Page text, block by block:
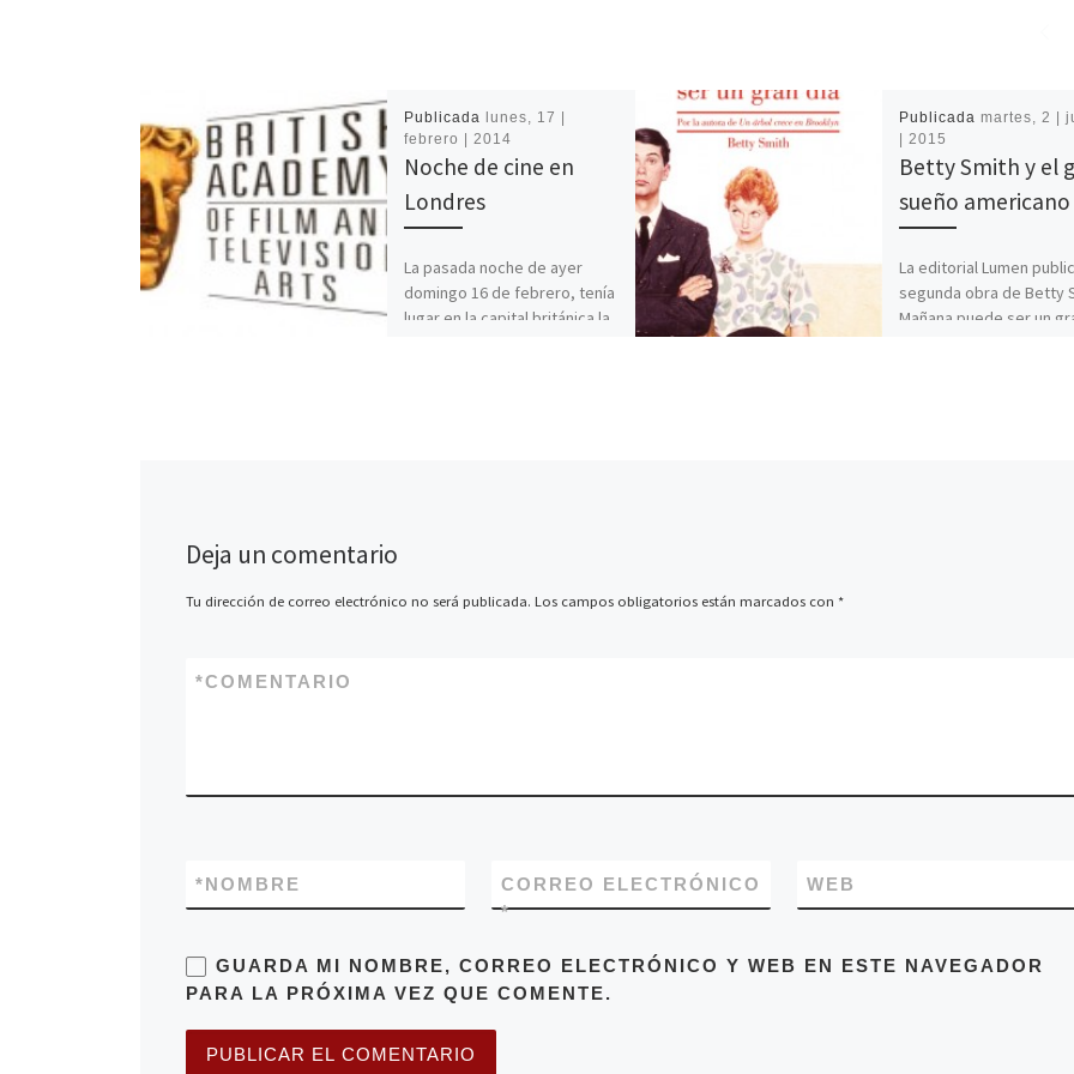
Publicada
lunes, 17 |
febrero | 2014
Noche de cine en
Londres
La pasada noche de ayer
domingo 16 de febrero, tenía
lugar en la capital británica la
Publicada martes, 2 |
| 2015
Betty Smith y el
sueño americano
La editorial Lumen
segunda obra de Betty
Mañana puede ser un
Deja un comentario
Tu dirección de correo electrónico no será publicada. Los campos obligatorios están marcados con *
COMENTARIO
*
NOMBRE
*
CORREO ELECTRÓNICO
*
WEB
GUARDA MI NOMBRE, CORREO ELECTRÓNICO Y WEB EN ESTE NAVEGADOR
PARA LA PRÓXIMA VEZ QUE COMENTE.